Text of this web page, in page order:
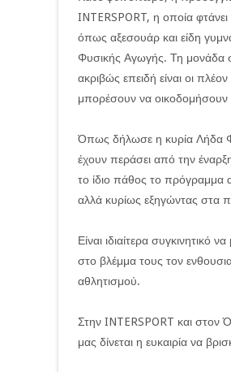
INTERSPORT, η οποία
όπως αξεσουάρ και είδη
Φυσικής Αγωγής. Τη μονάδα
ακριβώς επειδή είναι οι
μπορέσουν να οικοδομήσουν
Όπως δήλωσε η κυρία Λήδα
έχουν περάσει από την
το ίδιο πάθος το πρόγραμμα
αλλά κυρίως εξηγώντας στα
Είναι ιδιαίτερα
στο βλέμμα τους τον
αθλητισμού.
Στην INTERSPORT και στον
μας δίνεται η ευκαιρία να